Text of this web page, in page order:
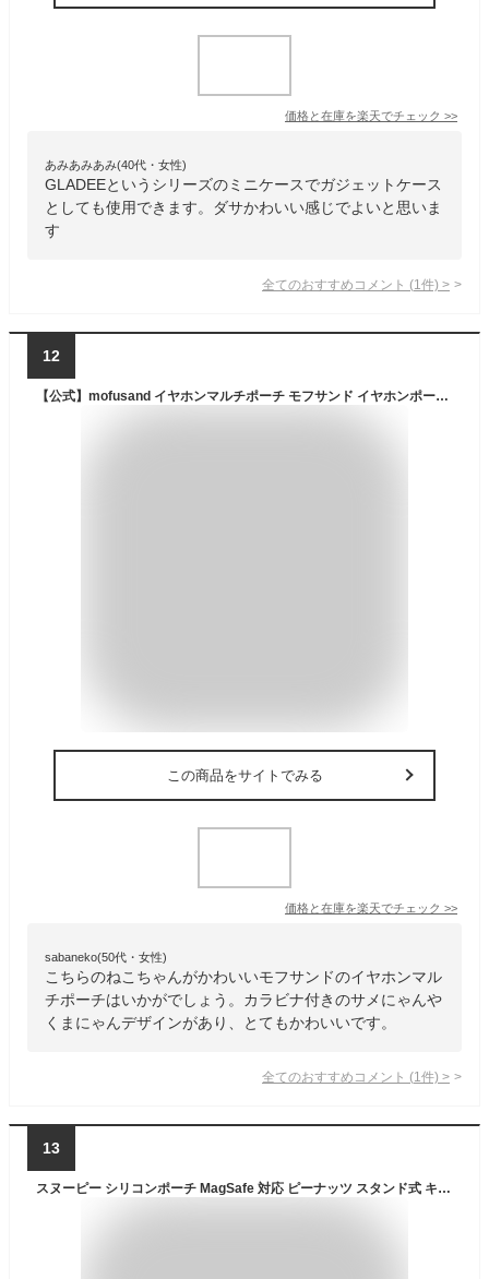
価格と在庫を楽天でチェック >>
あみあみあみ(40代・女性)
GLADEEというシリーズのミニケースでガジェットケース
としても使用できます。ダサかわいい感じでよいと思いま
す
全てのおすすめコメント (1 件) >
12
【公式】mofusand イヤホンマルチポーチ モフサンド イヤホンポーチ マルチポーチ イヤホンケース 小物ケース 小物入れ AirPodsケース サメにゃん くまにゃん かわいい 猫 ねこ ぬいぐるみ グッズ カラビナ キーホルダー ブルー イエロー プレゼント
この商品をサイトでみる
価格と在庫を楽天でチェック >>
sabaneko(50代・女性)
こちらのねこちゃんがかわいいモフサンドのイヤホンマル
チポーチはいかがでしょう。カラビナ付きのサメにゃんや
くまにゃんデザインがあり、とてもかわいいです。
全てのおすすめコメント (1 件) >
13
スヌーピー シリコンポーチ MagSafe 対応 ピーナッツ スタンド式 キャラクター グッズ かわいい 可愛い オシャレ ミニポーチ イヤホン ケーブル 小物入れ ケース SNGG-189A